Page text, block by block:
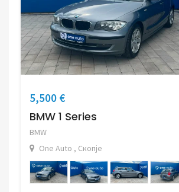
5,500 €
BMW 1 Series
BMW
One Auto , Скопје